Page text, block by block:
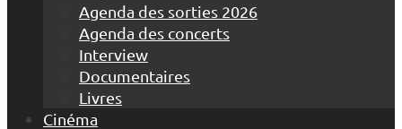
Agenda des sorties 2026
Agenda des concerts
Interview
Documentaires
Livres
Cinéma